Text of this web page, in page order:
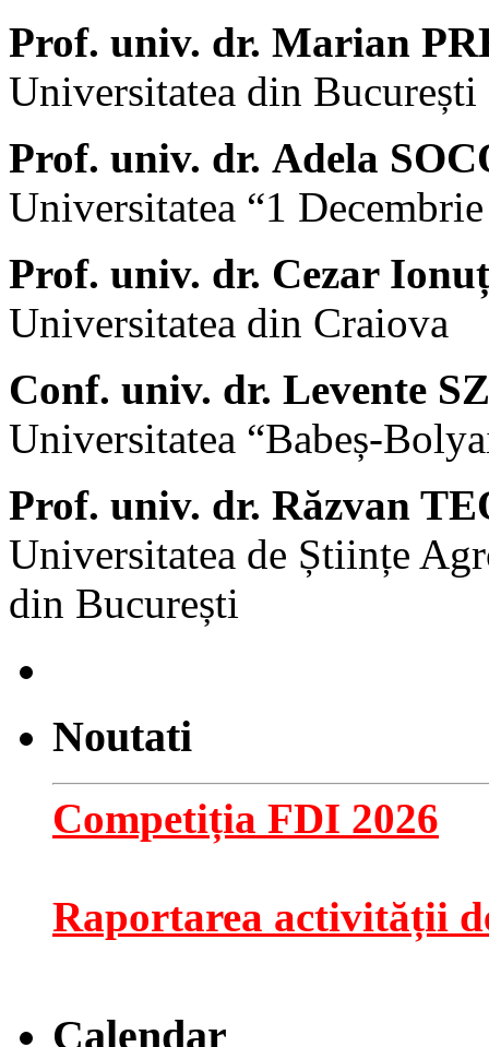
Prof. univ. dr. Marian
Universitatea din București
Prof. univ. dr. Adela
Universitatea “1
Prof. univ. dr. Cezar
Universitatea din Craiova
Conf. univ. dr. Levente
Universitatea “Babeș-
Prof. univ. dr. Răzvan
Universitatea de Științe
din București
Noutati
Competiția FDI 2026
Raportarea activității
Calendar